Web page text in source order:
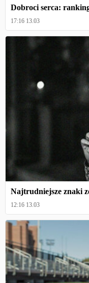
Dobroci serca:
17:16 13.03
Najtrudniejsze znaki
12:16 13.03